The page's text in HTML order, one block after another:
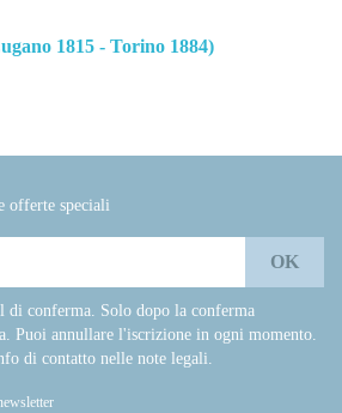
1815 - Torino 1884)
offerte speciali
di conferma. Solo dopo la conferma
Puoi annullare l'iscrizione in ogni momento.
di contatto nelle note legali.